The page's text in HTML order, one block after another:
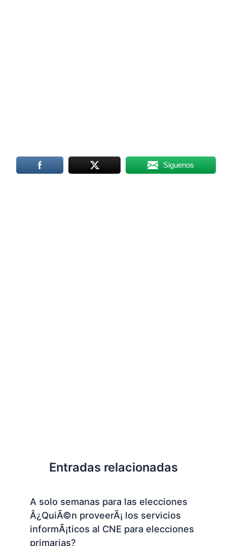
Siguenos
Entradas relacionadas
A solo semanas para las elecciones
Â¿QuiÃ©n proveerÃ¡ los servicios
informÃ¡ticos al CNE para elecciones
primarias?